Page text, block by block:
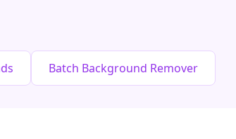
Batch Background Remover